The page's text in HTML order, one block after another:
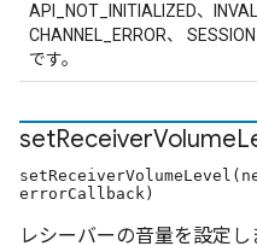
API_NOT_INITIALIZED、
CHANNEL_ERROR、
です。
setReceiverVolume
errorCallback)
レシーバーの音量を設定し